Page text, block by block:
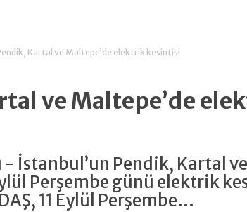
Kartal ve Maltepe’de elektrik kesintisi
ve Maltepe’de
İstanbul’un Pendik, Kartal
Perşembe günü elektrik
11 Eylül Perşembe...